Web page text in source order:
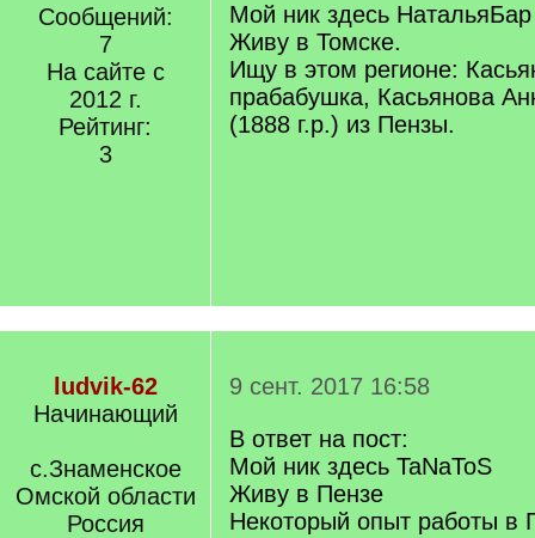
Сообщений:
7
На сайте с
2012 г.
Рейтинг:
3
Мой ник здесь НатальяБар
Живу в Томске.
Ищу в этом регионе:
прабабушка, Касьянова
(1888 г.р.) из Пензы.
ludvik-62
Начинающий
с.Знаменское
Омской области
Россия
9 сент. 2017 16:58
В ответ на пост:
Мой ник здесь TaNaToS
Живу в Пензе
Некоторый опыт работы в